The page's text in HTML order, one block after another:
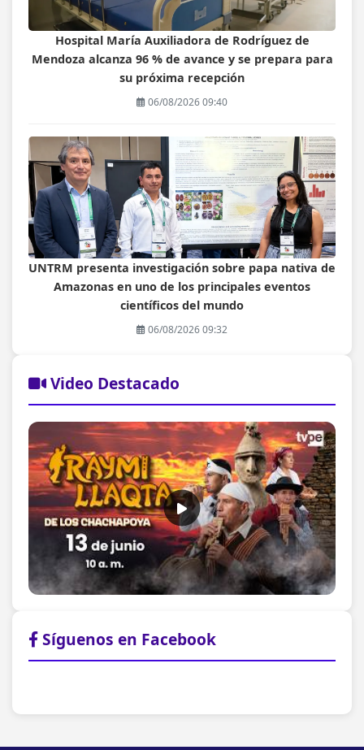
Hospital María Auxiliadora de Rodríguez de
Mendoza alcanza 96 % de avance y se prepara para
su próxima recepción
06/08/2026 09:40
UNTRM presenta investigación sobre papa nativa de
Amazonas en uno de los principales eventos
científicos del mundo
06/08/2026 09:32
Video Destacado
Síguenos en Facebook